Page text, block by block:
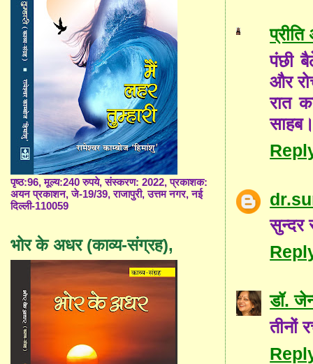
पंछी
और
रात
सुन्दर
डॉ.
तीनों
पृष्ठ:96, मूल्य:240 रुपये, संस्करण: 2022, प्रकाशक:
अयन प्रकाशन, जे-19/39, राजापुरी, उत्तम नगर, नई
दिल्ली-110059
भोर के अधर (काव्य-संग्रह),